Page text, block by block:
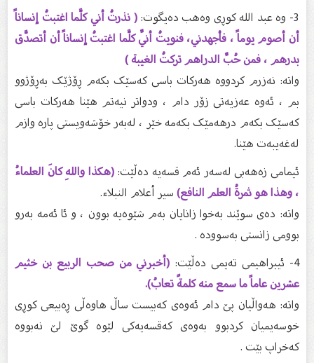
( نذرتُ أني كلَّما اغتبتُ إنساناً
أن أصوم يوماً ، فأجهدني، فنويتُ أنِّي كلَّما اغتبتُ إنساناً أن أتصدَّق
بدرهم ، فمن حُبِّ الدراهم تركتُ الغيبة )
واتە: نەزرم کردووە هەرکات باسی کەسێک بکەم ڕۆژێک بەڕۆژوو
بم ، ئەوە عەزیەتی زۆر دام ، ودواتر نیەتم هێنا هەرکات باسی
کەسێک بکەم درهەمێک بکەمە خێر ، لەبەر خۆشەویستی پارە وازم
لەغەیبەت هێنا.
ئیمامی زەهەبی لەسەر ئەم قسەیە دەڵێت:(هكذا واللهِ كانَ العلماءُ
، وهذا هو ثمرةُ العلم النافع)سير أعلام النبلاء.
واتە: دەی سوێند بەخوا زانایان بەم شێوەیه بوون ، و ئا ئەمە بەرو
بوومی زانستی بەسوودە .
(أخبرني من صحب الربيع بن خثيم
عشرين عاماً ما سمع منه كلمةً تعابُ).
واتە: هەواڵیان پێ دام ئەوەی کەبیست ساڵ هاوەڵی ڕەبیعی کوڕی
خوسەیمیان کردبوو بەوەی کەقسەیەکی لێوە گوێ لێ نەبووە
کەخراپ بێت .